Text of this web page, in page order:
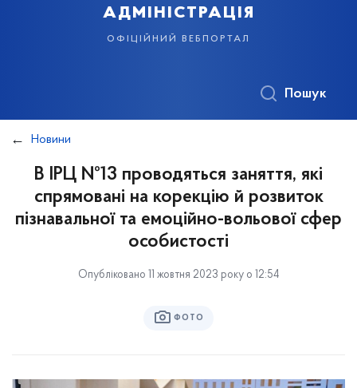
адміністрація
офіційний вебпортал
Пошук
Новини
В ІРЦ №13 проводяться заняття, які
спрямовані на корекцію й розвиток
пізнавальної та емоційно-вольової сфер
особистості
Опубліковано 11 жовтня 2023 року о 12:54
ФОТО